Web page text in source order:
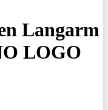
Langarm
LOGO